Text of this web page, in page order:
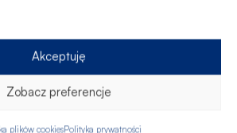
Akceptuję
Zobacz preferencje
plików cookiesPolityka prywatności